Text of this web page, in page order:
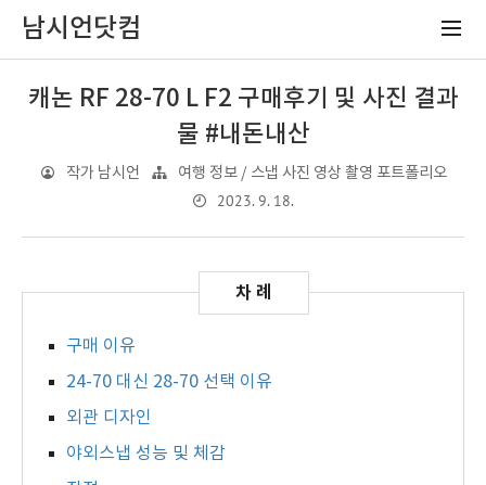
남시언닷컴
캐논 RF 28-70 L F2 구매후기 및 사진 결과
물 #내돈내산
작가 남시언 여행 정보 / 스냅 사진 영상 촬영 포트폴리오
2023. 9. 18.
구매 이유
24-70 대신 28-70 선택 이유
외관 디자인
야외스냅 성능 및 체감